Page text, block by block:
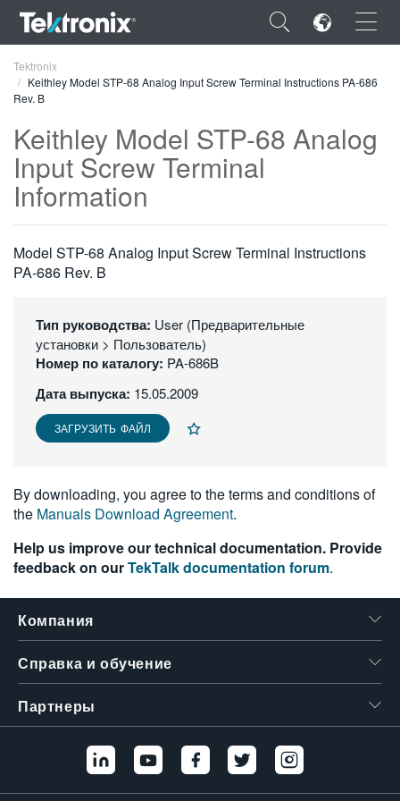
×
ENGLISH
FRANÇAIS
DEUTSCH
VIỆT NAM
日本語
繁體中文
Tektronix
Keithley Model STP-68 Analog Input Screw Terminal Instructions PA-686
Rev. B
Keithley Model STP-68 Analog
Input Screw Terminal
Information
Model STP-68 Analog Input Screw Terminal Instructions
PA-686 Rev. B
Тип руководства: User (Предварительные
установки > Пользователь)
Номер по каталогу: PA-686B
Дата выпуска: 15.05.2009
ЗАГРУЗИТЬ ФАЙЛ
By downloading, you agree to the terms and conditions of
the Manuals Download Agreement.
Help us improve our technical documentation. Provide
feedback on ourTekTalk documentation forum.
Компания
Справка и обучение
Партнеры